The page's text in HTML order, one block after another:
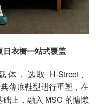
日衣橱一站式覆盖
，选取 H-Street、
薄底鞋型进行重塑，在
上，融入 MSC 的慵懒